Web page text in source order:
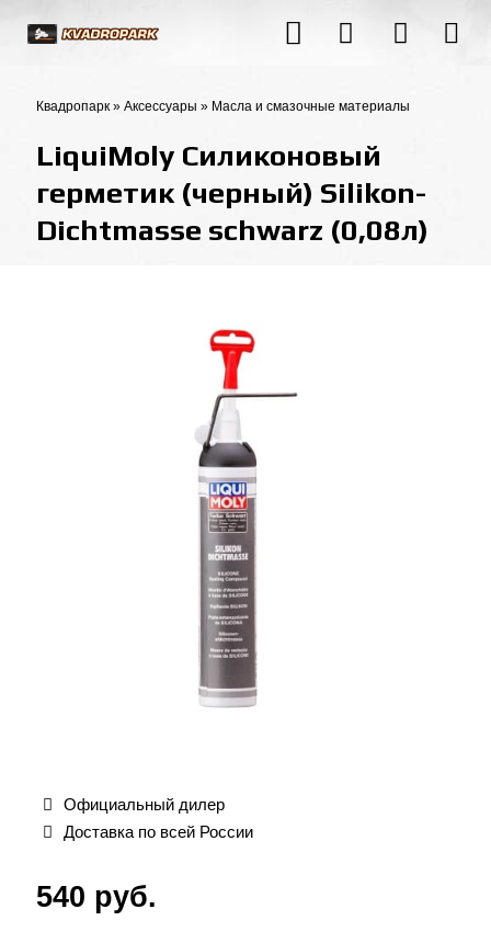
Квадропарк » Аксессуары » Масла и смазочные материалы
LiquiMoly Силиконовый
герметик (черный) Silikon-
Dichtmasse schwarz (0,08л)
Официальный дилер
Доставка по всей России
540 руб.